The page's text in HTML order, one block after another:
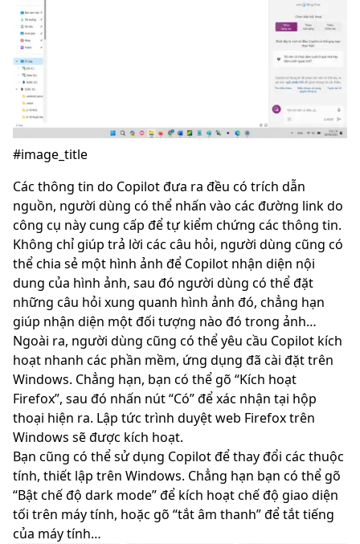
#image_title
Các thông tin do Copilot đưa ra đều có trích dẫn
nguồn, người dùng có thể nhấn vào các đường link do
công cụ này cung cấp để tự kiểm chứng các thông tin.
Không chỉ giúp trả lời các câu hỏi, người dùng cũng có
thể chia sẻ một hình ảnh để Copilot nhận diện nội
dung của hình ảnh, sau đó người dùng có thể đặt
những câu hỏi xung quanh hình ảnh đó, chẳng hạn
giúp nhận diện một đối tượng nào đó trong ảnh…
Ngoài ra, người dùng cũng có thể yêu cầu Copilot kích
hoạt nhanh các phần mềm, ứng dụng đã cài đặt trên
Windows. Chẳng hạn, bạn có thể gõ “Kích hoạt
Firefox”, sau đó nhấn nút “Có” để xác nhận tại hộp
thoại hiện ra. Lập tức trình duyệt web Firefox trên
Windows sẽ được kích hoạt.
Bạn cũng có thể sử dụng Copilot để thay đổi các thuộc
tính, thiết lập trên Windows. Chẳng hạn bạn có thể gõ
“Bật chế độ dark mode” để kích hoạt chế độ giao diện
tối trên máy tính, hoặc gõ “tắt âm thanh” để tắt tiếng
của máy tính…